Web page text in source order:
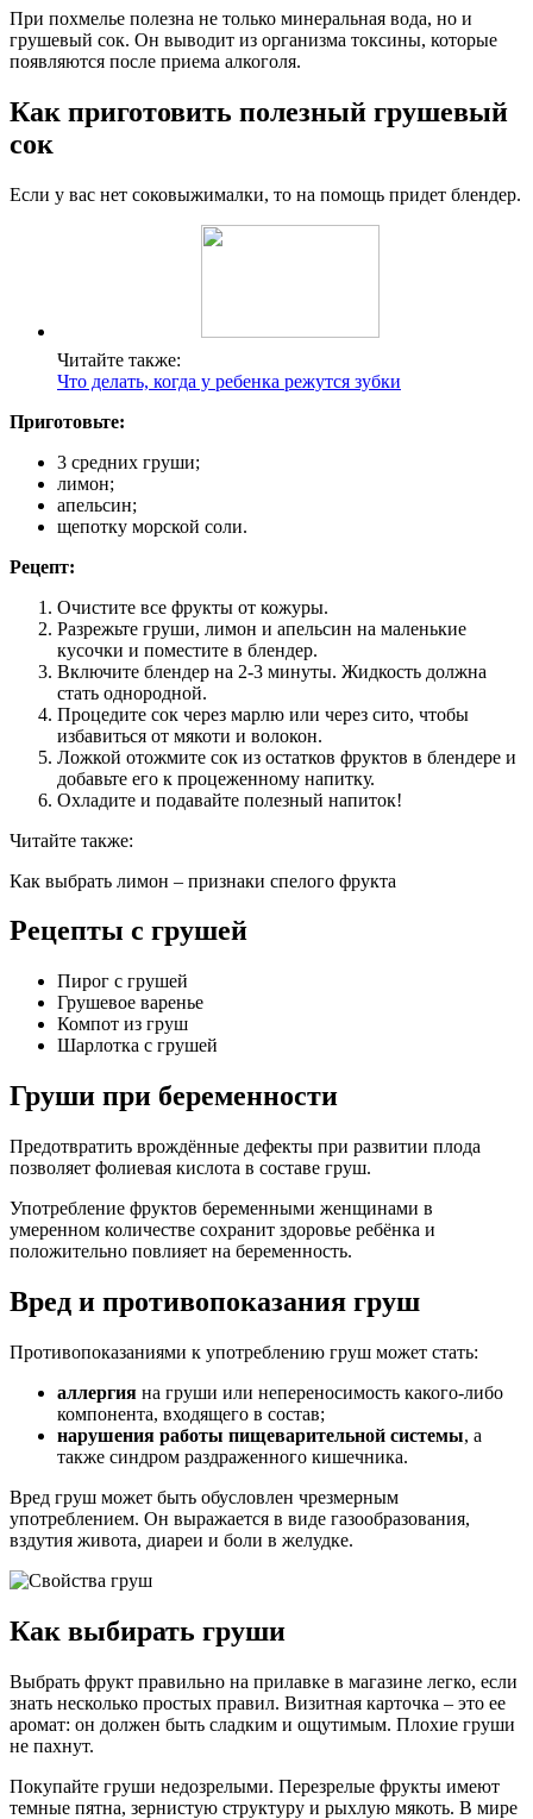
При похмелье полезна не только минеральная вода, но и
грушевый сок. Он выводит из организма токсины, которые
появляются после приема алкоголя.
Как приготовить полезный грушевый
сок
Если у вас нет соковыжималки, то на помощь придет блендер.
Читайте также:
Что делать, когда у ребенка режутся зубки
Приготовьте:
3 средних груши;
лимон;
апельсин;
щепотку морской соли.
Рецепт:
Очистите все фрукты от кожуры.
Разрежьте груши, лимон и апельсин на маленькие
кусочки и поместите в блендер.
Включите блендер на 2-3 минуты. Жидкость должна
стать однородной.
Процедите сок через марлю или через сито, чтобы
избавиться от мякоти и волокон.
Ложкой отожмите сок из остатков фруктов в блендере и
добавьте его к процеженному напитку.
Охладите и подавайте полезный напиток!
Читайте также:
Как выбрать лимон – признаки спелого фрукта
Рецепты с грушей
Пирог с грушей
Грушевое варенье
Компот из груш
Шарлотка с грушей
Груши при беременности
Предотвратить врождённые дефекты при развитии плода
позволяет фолиевая кислота в составе груш.
Употребление фруктов беременными женщинами в
умеренном количестве сохранит здоровье ребёнка и
положительно повлияет на беременность.
Вред и противопоказания груш
Противопоказаниями к употреблению груш может стать:
аллергия на груши или непереносимость какого-либо
компонента, входящего в состав;
нарушения работы пищеварительной системы, а
также синдром раздраженного кишечника.
Вред груш может быть обусловлен чрезмерным
употреблением. Он выражается в виде газообразования,
вздутия живота, диареи и боли в желудке.
Как выбирать груши
Выбрать фрукт правильно на прилавке в магазине легко, если
знать несколько простых правил. Визитная карточка – это ее
аромат: он должен быть сладким и ощутимым. Плохие груши
не пахнут.
Покупайте груши недозрелыми. Перезрелые фрукты имеют
темные пятна, зернистую структуру и рыхлую мякоть. В мире